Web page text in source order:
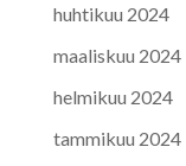
huhtikuu 2024
maaliskuu 2024
helmikuu 2024
tammikuu 2024